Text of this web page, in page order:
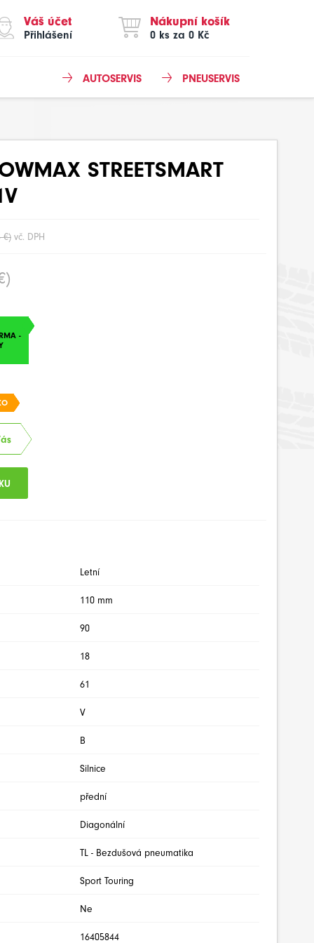
Váš účet
Přihlášení
Nákupní košík
0 ks za 0 Kč
PNEUSERVIS
AUTOSERVIS
STREETSMART
€) vč. DPH
-
Letní
110 mm
90
18
61
V
B
Silnice
přední
Diagonální
TL - Bezdušová pneumatika
Sport Touring
Ne
16405844